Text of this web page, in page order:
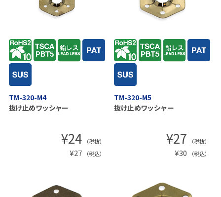
TM-320-M4
抜け止めワッシャー
¥24 （税抜）
¥27 （税込）
TM-320-M5
抜け止めワッシャー
¥27 （税抜）
¥30 （税込）